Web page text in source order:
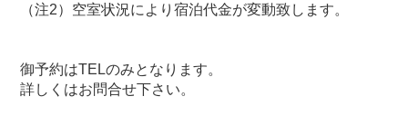
（注2）空室状況により宿泊代金が変動致します。
御予約はTELのみとなります。
詳しくはお問合せ下さい。